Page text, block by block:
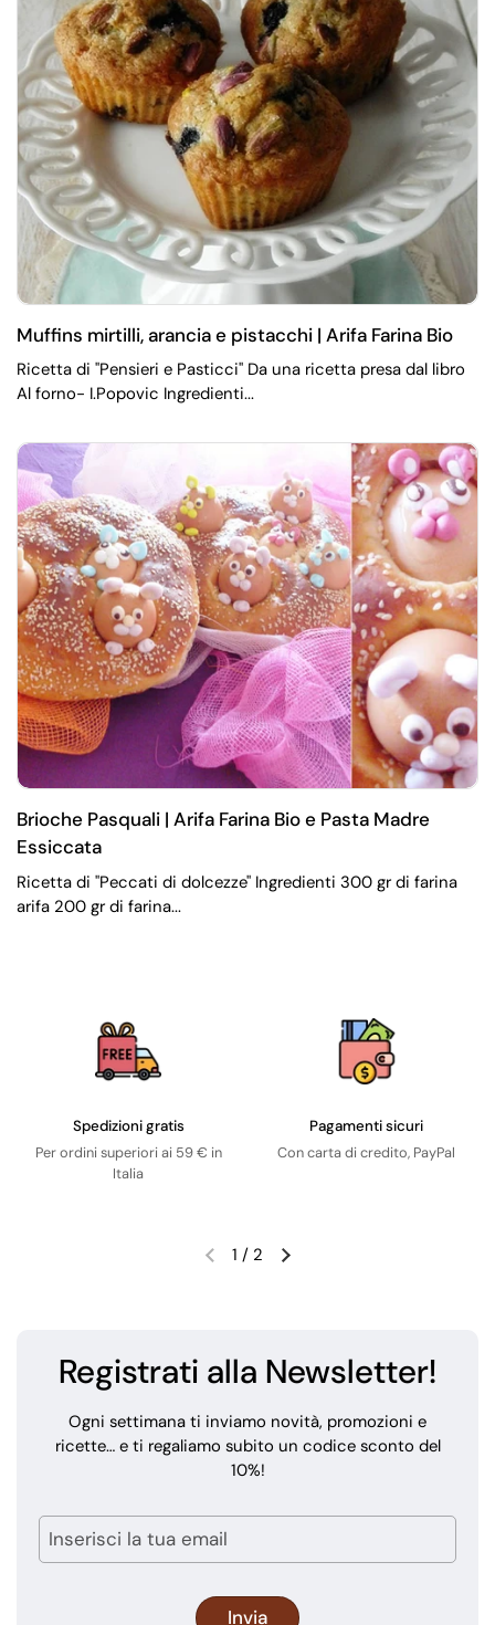
Muffins mirtilli, arancia e pistacchi | Arifa Farina Bio
Ricetta di "Pensieri e Pasticci" Da una ricetta presa dal libro
Al forno- I.Popovic Ingredienti...
Brioche Pasquali | Arifa Farina Bio e Pasta Madre
Essiccata
Ricetta di "Peccati di dolcezze" Ingredienti 300 gr di farina
arifa 200 gr di farina...
Spedizioni gratis
Per ordini superiori ai 59 € in
Italia
Pagamenti sicuri
Con carta di credito, PayPal
1 / 2
Registrati alla Newsletter!
Ogni settimana ti inviamo novità, promozioni e
ricette… e ti regaliamo subito un codice sconto del
10%!